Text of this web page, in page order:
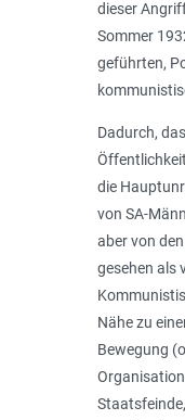
dieser
Sommer
geführten,
Dadurch,
die
von SA-
aber von
gesehen als
Nähe zu
Bewegung